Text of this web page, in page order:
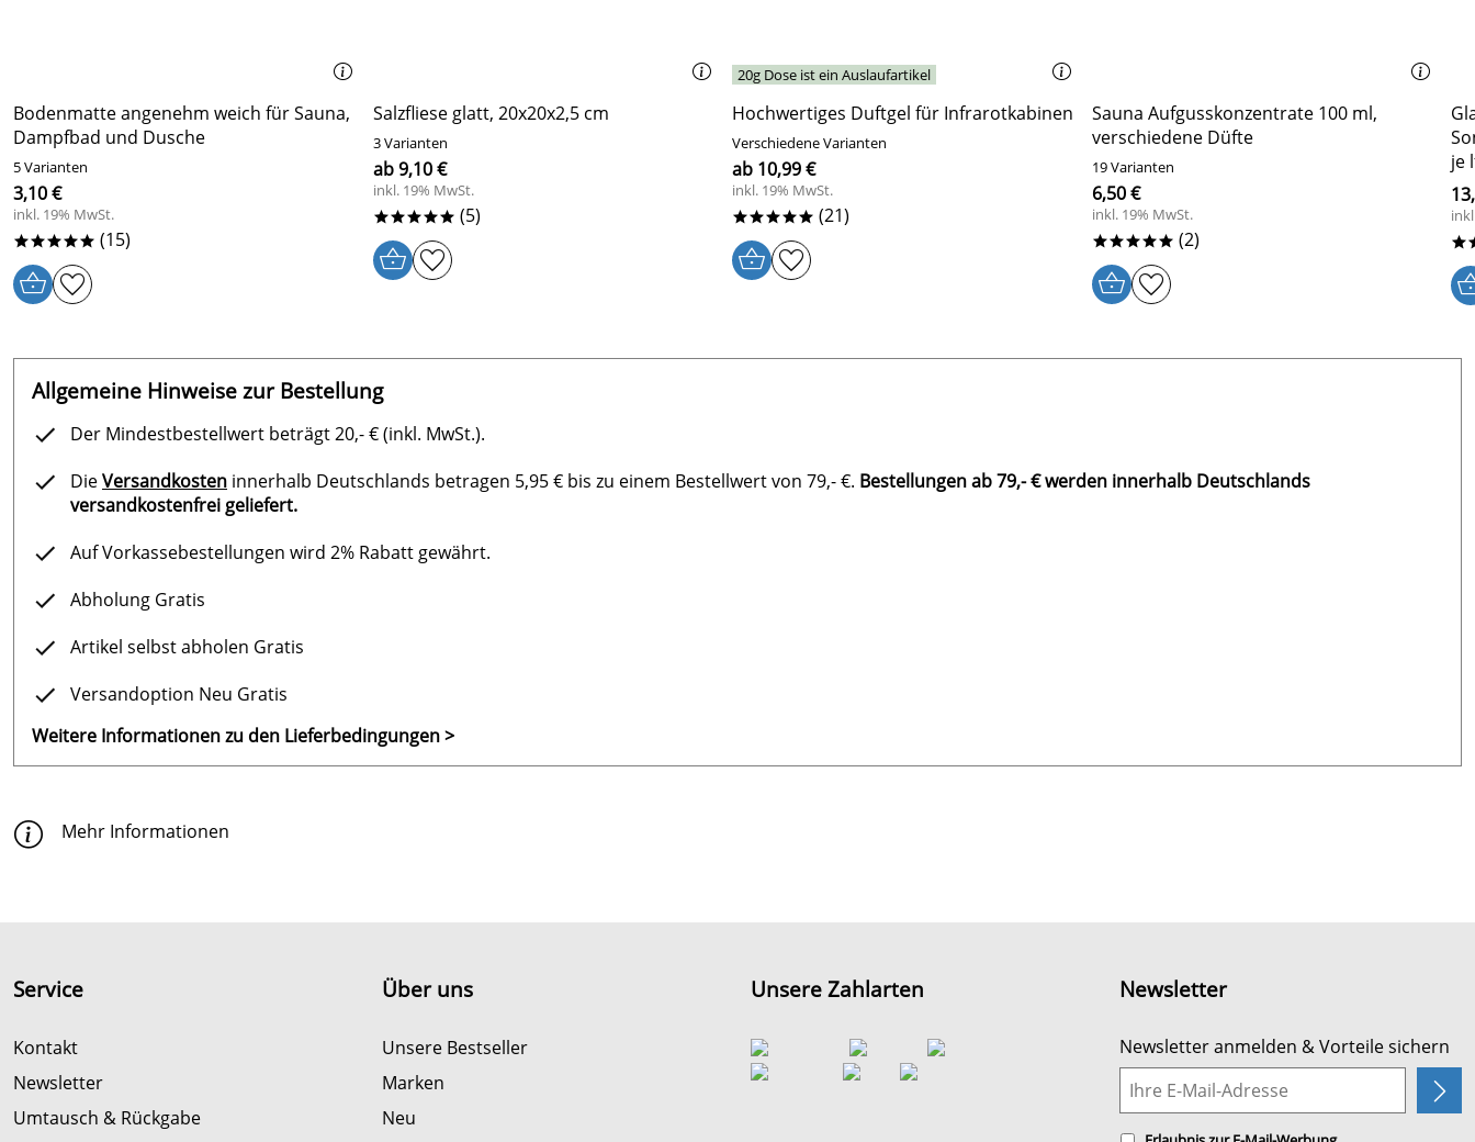
Bodenmatte angenehm weich für Sauna,
Dampfbad und Dusche
5 Varianten
3,10 €
inkl. 19% MwSt.
***** (15)
Salzfliese glatt, 20x20x2,5 cm
3 Varianten
ab 9,10 €
inkl. 19% MwSt.
***** (5)
20g Dose ist ein Auslaufartikel
Hochwertiges Duftgel für Infrarotkabinen
Verschiedene Varianten
ab 10,99 €
inkl. 19% MwSt.
***** (21)
Sauna Aufgusskonzentrate 100 ml,
verschiedene Düfte
19 Varianten
6,50 €
inkl. 19% MwSt.
***** (2)
je
Allgemeine Hinweise zur Bestellung
Der Mindestbestellwert beträgt 20,- € (inkl. MwSt.).
DieVersandkosten innerhalb Deutschlands betragen 5,95 € bis zu einem Bestellwert von 79,- €. Bestellungen ab 79,- € werden innerhalb Deutschlands
versandkostenfrei geliefert.
Auf Vorkassebestellungen wird 2% Rabatt gewährt.
Abholung Gratis
Artikel selbst abholen Gratis
Versandoption Neu Gratis
Weitere Informationen zu den Lieferbedingungen >
Mehr Informationen
Service
Kontakt
Newsletter
Umtausch & Rückgabe
Über uns
Unsere Bestseller
Marken
Neu
Unsere Zahlarten Newsletter
Newsletter anmelden & Vorteile sichern